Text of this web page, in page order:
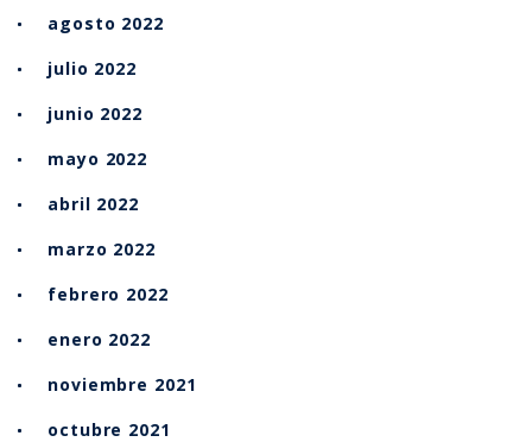
agosto 2022
julio 2022
junio 2022
mayo 2022
abril 2022
marzo 2022
febrero 2022
enero 2022
noviembre 2021
octubre 2021